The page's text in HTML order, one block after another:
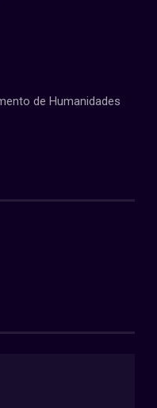
de Humanidades